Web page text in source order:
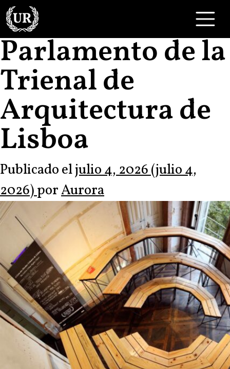
Skip to content
Main Navigation
Parlamento de la
Trienal de
Arquitectura de
Lisboa
Publicado eljulio 4, 2026(julio 4,
2026)porAurora